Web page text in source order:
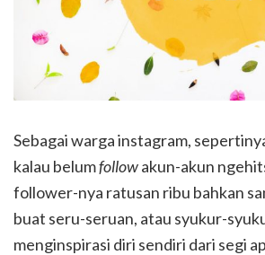
Sebagai warga instagram,
kalau belumfollowakun-akun
follower-nya ratusan ribu bahkan
buat seru-seruan, atau syukur-
menginspirasi diri sendiri dari segi